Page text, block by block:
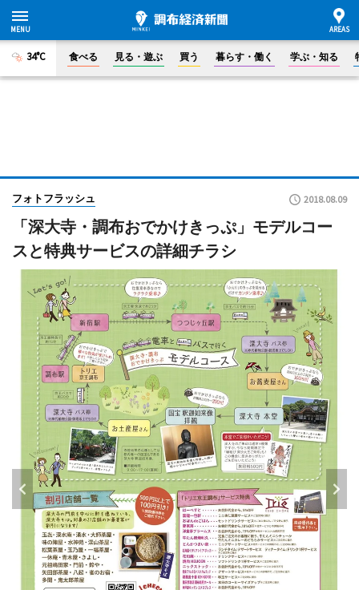
34°C 食べる 見る・遊ぶ 買う 暮らす・働く 学ぶ・知る
フォトフラッシュ 2018.08.09
「深大寺・調布おでかけきっぷ」モデルコー
スと特典サービスの詳細チラシ